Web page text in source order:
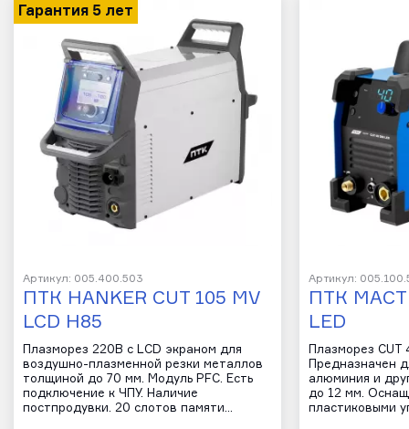
Гарантия 5 лет
Артикул: 005.400.503
ПТК HANKER CUT 105 MV
LCD H85
Плазморез 220В с LCD экраном для
воздушно-плазменной резки металлов
толщиной до 70 мм. Модуль PFC. Есть
подключение к ЧПУ. Наличие
постпродувки. 20 слотов памяти…
Артикул:
ПТК
LED
Плазморез
Предназначен
алюминия и
до 12 мм.
пластиковыми